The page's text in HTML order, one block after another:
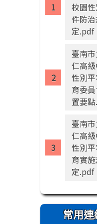
校園
件防
定.pdf
臺南
仁高
性別
育委
置要
臺南
仁高
性別
育實
定.pdf
常用連